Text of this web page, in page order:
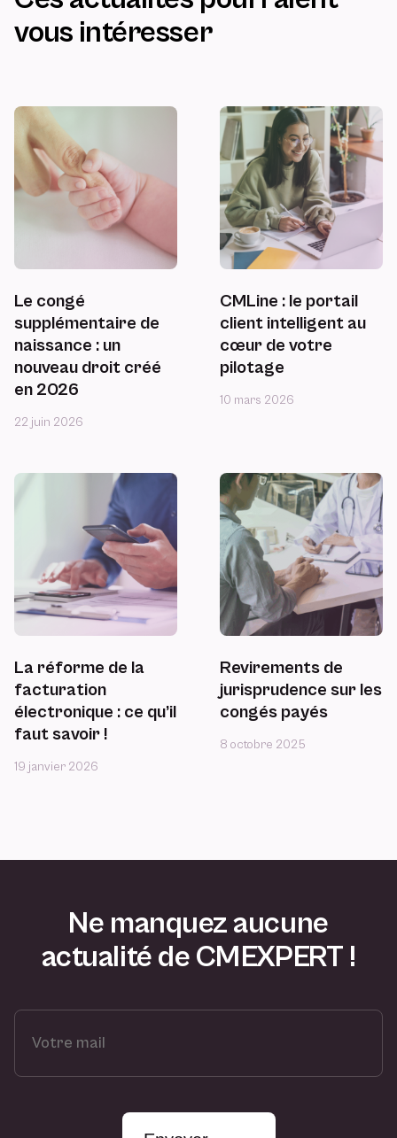
vous intéresser
Le congé
supplémentaire de
naissance : un
nouveau droit créé
en 2026
22 juin 2026
CMLine : le portail
client intelligent au
cœur de votre
pilotage
10 mars 2026
La réforme de la
facturation
électronique : ce qu’il
faut savoir !
19 janvier 2026
Revirements de
jurisprudence sur les
congés payés
8 octobre 2025
Ne manquez aucune
actualité de CMEXPERT !
V